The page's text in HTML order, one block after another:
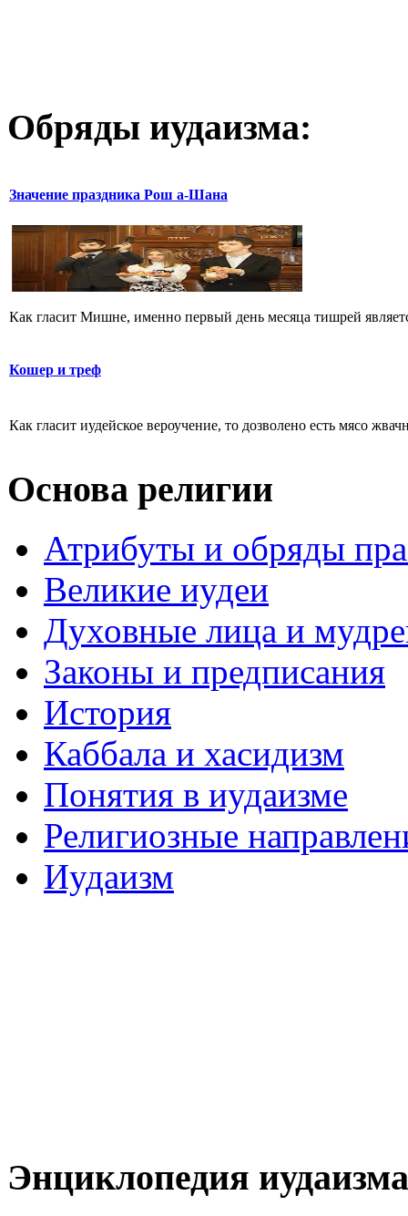
Обряды иудаизма:
Значение праздника Рош а-Шана
Как гласит Мишне, именно первый день месяца тишрей
Кошер и треф
Как гласит иудейское вероучение, то дозволено есть мясо
Основа религии
Атрибуты и обряды
Великие иудеи
Духовные лица и
Законы и предписания
История
Каббала и хасидизм
Понятия в иудаизме
Религиозные
Иудаизм
Энциклопедия иудаизма